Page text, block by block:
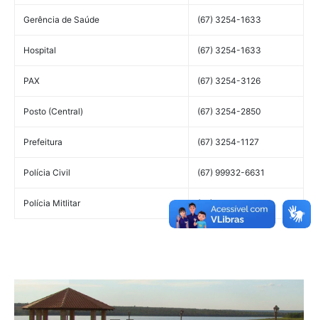
Gerência de Saúde (67) 3254-1633
Hospital (67) 3254-1633
PAX (67) 3254-3126
Posto (Central) (67) 3254-2850
Prefeitura (67) 3254-1127
Polícia Civil (67) 99932-6631
Polícia Mitlitar (67) 99907-6626